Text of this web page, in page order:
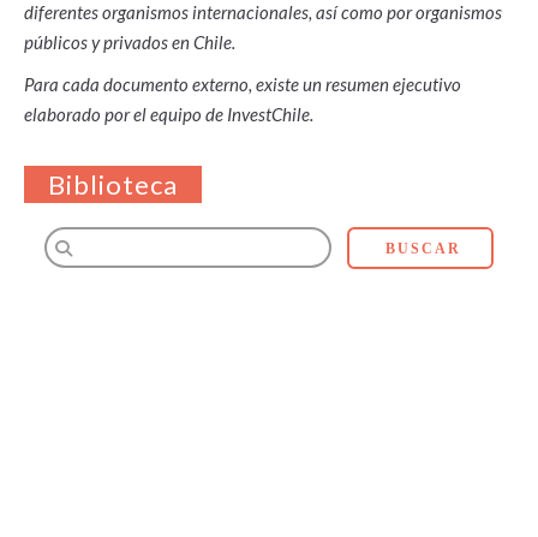
diferentes organismos internacionales, así como por organismos
públicos y privados en Chile.
Para cada documento externo, existe un resumen ejecutivo
elaborado por el equipo de InvestChile.
Biblioteca
BUSCAR